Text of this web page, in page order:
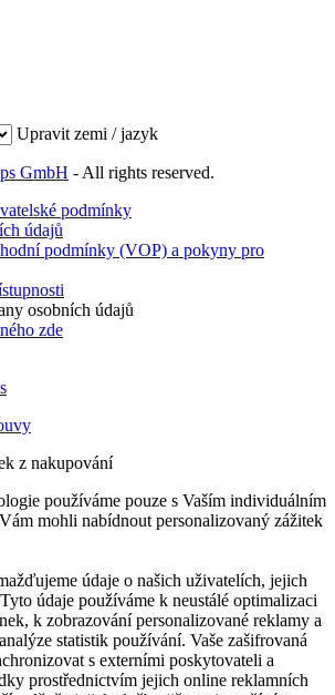
Upravit zemi / jazyk
GmbH - All rights reserved.
podmínky
údajů
podmínky (VOP) a pokyny pro
osobních údajů
zde
z nakupování
používáme pouze s Vaším individuálním
mohli nabídnout personalizovaný zážitek
údaje o našich uživatelích, jejich
údaje používáme k neustálé optimalizaci
k zobrazování personalizované reklamy a
statistik používání. Vaše zašifrovaná
s externími poskytovateli a
prostřednictvím jejich online reklamních